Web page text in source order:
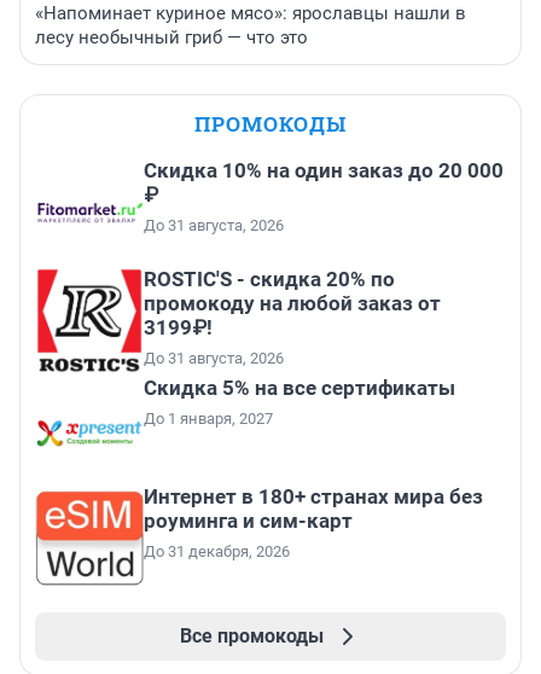
«Напоминает куриное мясо»: ярославцы нашли в
лесу необычный гриб — что это
ПРОМОКОДЫ
Скидка 10% на один заказ до 20 000
₽
До 31 августа, 2026
ROSTIC'S - скидка 20% по
промокоду на любой заказ от
3199₽!
До 31 августа, 2026
Скидка 5% на все сертификаты
До 1 января, 2027
Интернет в 180+ странах мира без
роуминга и сим-карт
До 31 декабря, 2026
Все промокоды